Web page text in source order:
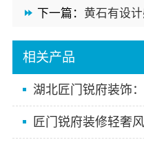
下一篇： 黄石有设
相关产品
匠门锐府装修轻奢